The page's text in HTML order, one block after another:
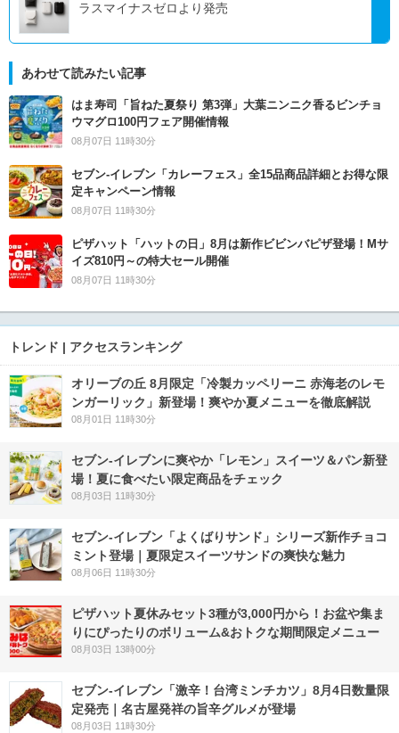
ラスマイナスゼロより発売
あわせて読みたい記事
はま寿司「旨ねた夏祭り 第3弾」大葉ニンニク香るビンチョ
ウマグロ100円フェア開催情報
08月07日 11時30分
セブン‐イレブン「カレーフェス」全15品商品詳細とお得な限
定キャンペーン情報
08月07日 11時30分
ピザハット「ハットの日」8月は新作ビビンバピザ登場！Mサ
イズ810円～の特大セール開催
08月07日 11時30分
トレンド | アクセスランキング
オリーブの丘 8月限定「冷製カッペリーニ 赤海老のレモ
ンガーリック」新登場！爽やか夏メニューを徹底解説
08月01日 11時30分
セブン‐イレブンに爽やか「レモン」スイーツ＆パン新登
場！夏に食べたい限定商品をチェック
08月03日 11時30分
セブン‐イレブン「よくばりサンド」シリーズ新作チョコ
ミント登場｜夏限定スイーツサンドの爽快な魅力
08月06日 11時30分
ピザハット夏休みセット3種が3,000円から！お盆や集ま
りにぴったりのボリューム&おトクな期間限定メニュー
08月03日 13時00分
セブン-イレブン「激辛！台湾ミンチカツ」8月4日数量限
定発売｜名古屋発祥の旨辛グルメが登場
08月03日 11時30分